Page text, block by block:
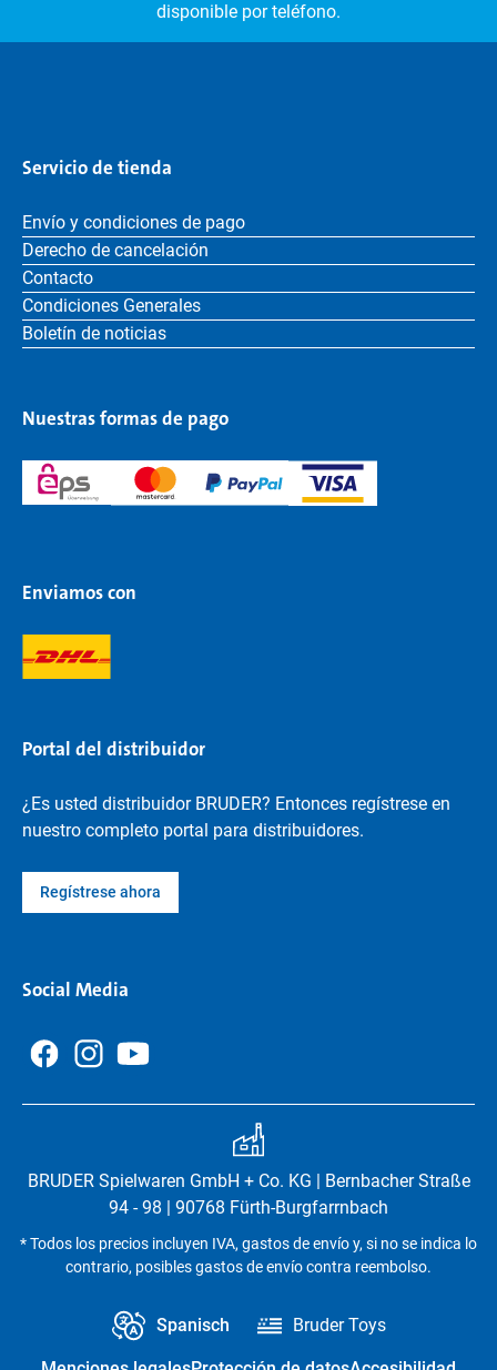
disponible por teléfono.
Servicio de tienda
Envío y condiciones de pago
Derecho de cancelación
Contacto
Condiciones Generales
Boletín de noticias
Nuestras formas de pago
Enviamos con
Portal del distribuidor
¿Es usted distribuidor BRUDER? Entonces regístrese en
nuestro completo portal para distribuidores.
Regístrese ahora
Social Media
BRUDER Spielwaren GmbH + Co. KG | Bernbacher Straße
94 - 98 | 90768 Fürth-Burgfarrnbach
* Todos los precios incluyen IVA, gastos de envío y, si no se indica lo
contrario, posibles gastos de envío contra reembolso.
Spanisch Bruder Toys